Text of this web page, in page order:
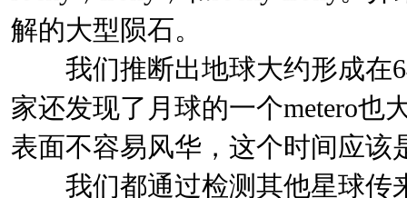
解的大型陨石。
我们推断出地球大约形成在
家还发现了月球的一个metero也
表面不容易风华，这个时间应该
我们都通过检测其他星球传